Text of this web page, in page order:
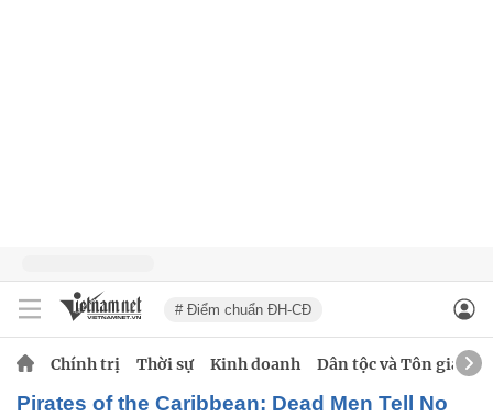
# Điểm chuẩn ĐH-CĐ
Chính trị Thời sự Kinh doanh Dân tộc và Tôn giáo
Pirates of the Caribbean: Dead Men Tell No